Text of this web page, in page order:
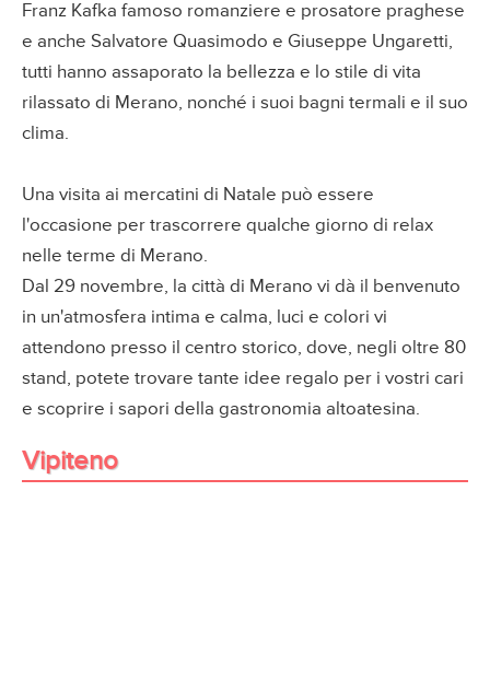
Franz Kafka famoso romanziere e prosatore praghese
e anche Salvatore Quasimodo e Giuseppe Ungaretti,
tutti hanno assaporato la bellezza e lo stile di vita
rilassato di Merano, nonché i suoi bagni termali e il suo
clima.
Una visita ai mercatini di Natale può essere
l'occasione per trascorrere qualche giorno di relax
nelle terme di Merano.
Dal 29 novembre, la città di Merano vi dà il benvenuto
in un'atmosfera intima e calma, luci e colori vi
attendono presso il centro storico, dove, negli oltre 80
stand, potete trovare tante idee regalo per i vostri cari
e scoprire i sapori della gastronomia altoatesina.
Vipiteno